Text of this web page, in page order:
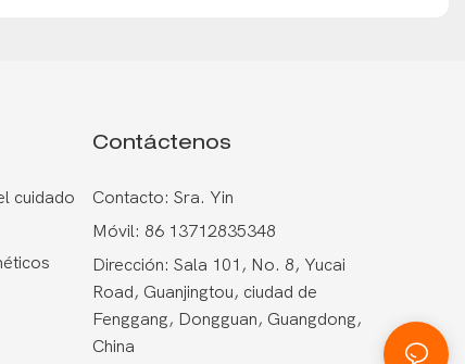
cuidado
Contáctenos
Contacto: Sra. Yin
Móvil: 86 13712835348
Dirección: Sala 101, No. 8, Yucai
Road, Guanjingtou, ciudad de
Fenggang, Dongguan, Guangdong,
China